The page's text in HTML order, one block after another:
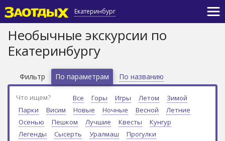
Екатеринбург
Необычные экскурсии по
Екатеринбургу
Фильтр По параметрам По названию
Что ищем? Все Горы Игры Летом
Зимой
Парки
Висим Новые Ночные Весной
Летние
Осенью
Пешком Лучшие Квесты
Кунгур
Легенды
Сысерть Уралмаш
Прогулки